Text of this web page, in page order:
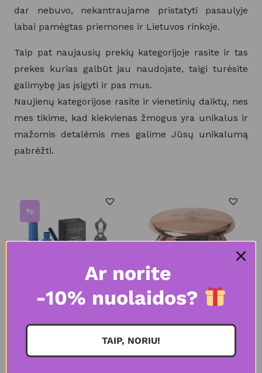
dar nebuvo, nekantraujame pristatyti pasaulyje
labai pamėgtas priemones ir Lietuvos rinkoje.
Taip pat naujausių prekių kategorijoje rasite ir tas
prekes kurias galbūt jau naudojate, taigi turėsite
galimybę jas įsigyti ir pas mus.
Naujienų kategorijose rasite ir vienetinių daiktų, nes
mes tikime, kad kiekvienas žmogus yra unikalus ir
mažomis detalėmis mes galime Jūsų unikalumą
pabrėžti.
%
SHEIDA
RINKINYS
BELLAMIANTA
VEIDO IR KŪNO
BRONZANTAS
Ar norite
-10% nuolaidos?
TAIP, NORIU!